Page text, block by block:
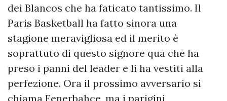
dei Blancos che ha faticato tantissimo. Il
Paris Basketball ha fatto sinora una
stagione meravigliosa ed il merito è
soprattuto di questo signore qua che ha
preso i panni del leader e li ha vestiti alla
perfezione. Ora il prossimo avversario si
chiama Fenerbahce, ma i parigini